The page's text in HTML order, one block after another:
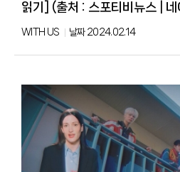
읽기] (출처 : 스포티비뉴스 |
WITH US 날짜2024.02.14